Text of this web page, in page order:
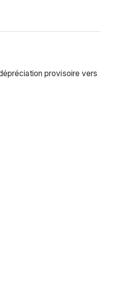
provisoire vers